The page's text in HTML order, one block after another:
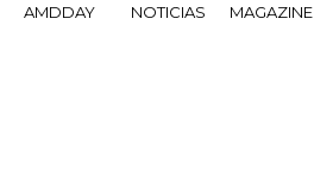
AMDDAY NOTICIAS MAGAZINE